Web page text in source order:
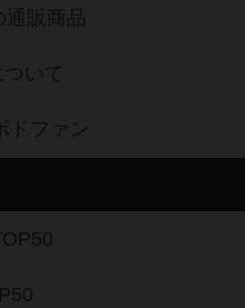
販商品
いて
ドファン